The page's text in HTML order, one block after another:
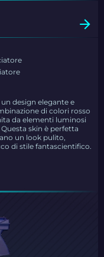
design elegante e
di colori rosso
da elementi luminosi
skin è perfetta
un look pulito,
di stile fantascientifico.